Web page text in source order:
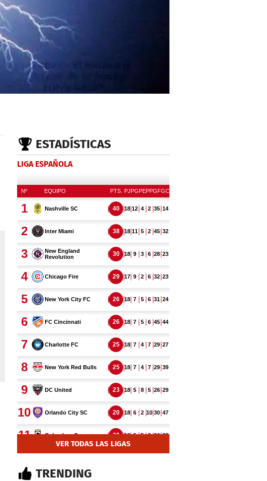
ESTADÍSTICAS
LIGA ESPAÑOLA
VER TODAS LAS LIGAS
TRENDING